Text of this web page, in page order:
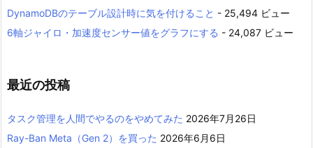
DynamoDBのテーブル設計時に気を付けること - 25,494 ビュー
6軸ジャイロ・加速度センサー値をグラフにする - 24,087 ビュー
最近の投稿
タスク管理を人間でやるのをやめてみた 2026年7月26日
Ray-Ban Meta（Gen 2）を買った 2026年6月6日